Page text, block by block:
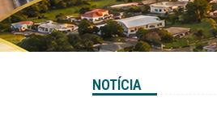
NOTÍCIA